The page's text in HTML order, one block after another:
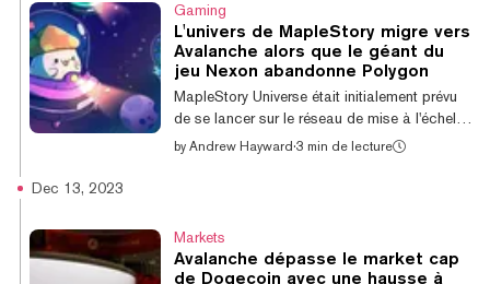
Gaming
L'univers de MapleStory migre vers
Avalanche alors que le géant du
jeu Nexon abandonne Polygon
MapleStory Universe était initialement prévu
de se lancer sur le réseau de mise à l'échelle
Ethereum Polygon, comme annoncé à la
Dérivé du jeu de rôle en ligne massivement
multijoueur (MMORPG) classique
MapleStory, MapleStory Universe adoptera
by Andrew Hayward ·3 min de lecture
Dec 13, 2023
Markets
Avalanche dépasse le market cap
de Dogecoin avec une hausse à